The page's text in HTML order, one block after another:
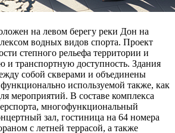
на левом берегу реки Дон на
водных видов спорта. Проект
степного рельефа территории и
и транспортную доступность. Здания
собой скверами и объединены
используемой также, как
мероприятий. В составе комплекса
многофункциональный
зал, гостиница на 64 номера
с летней террасой, а также